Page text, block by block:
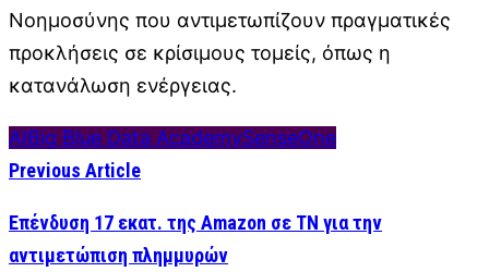
Νοημοσύνης που αντιμετωπίζουν πραγματικές
προκλήσεις σε κρίσιμους τομείς, όπως η
κατανάλωση ενέργειας.
AIBig Blue Data AcademySenseOne
Previous Article
Επένδυση 17 εκατ. της Amazon σε ΤΝ για την
αντιμετώπιση πλημμυρών